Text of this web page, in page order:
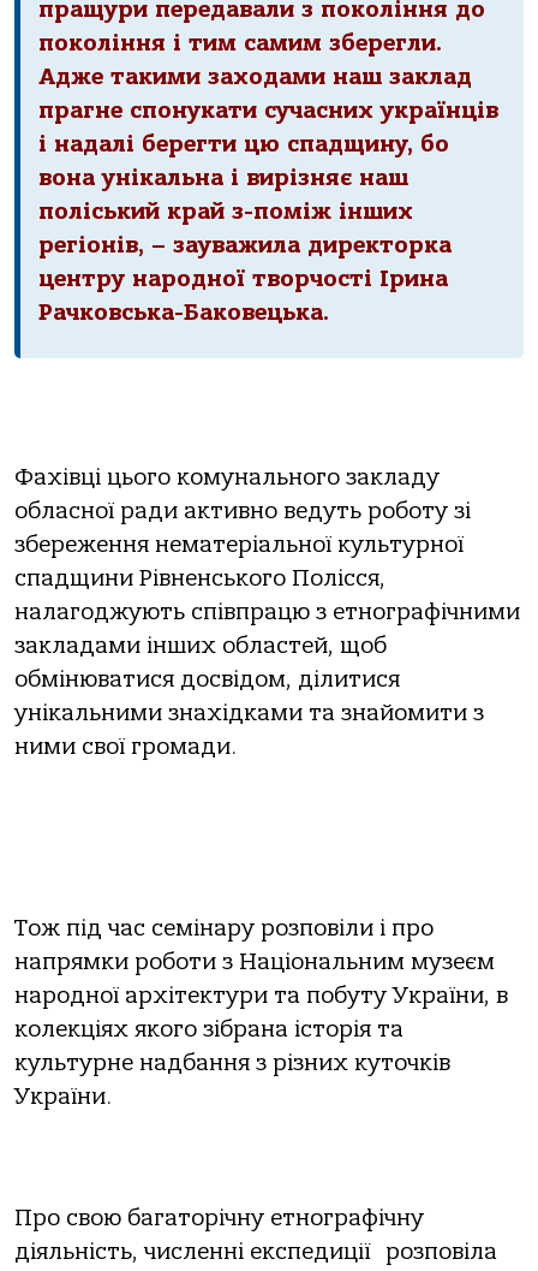
пращури передавали з покоління до
покоління і тим самим зберегли.
Адже такими заходами наш заклад
прагне спонукати сучасних українців
і надалі берегти цю спадщину, бо
вона унікальна і вирізняє наш
поліський край з-поміж інших
регіонів, – зауважила директорка
центру народної творчості Ірина
Рачковська-Баковецька.
Фахівці цього комунального закладу
обласної ради активно ведуть роботу зі
збереження нематеріальної культурної
спадщини Рівненського Полісся,
налагоджують співпрацю з етнографічними
закладами інших областей, щоб
обмінюватися досвідом, ділитися
унікальними знахідками та знайомити з
ними свої громади.
Тож під час семінару розповіли і про
напрямки роботи з Національним музеєм
народної архітектури та побуту України, в
колекціях якого зібрана історія та
культурне надбання з різних куточків
України.
Про свою багаторічну етнографічну
діяльність, численні експедиції розповіла